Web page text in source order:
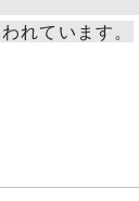
れています。